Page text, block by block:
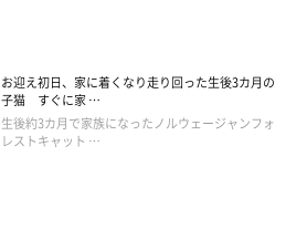
お迎え初日、家に着くなり走り回った生後3カ月の
子猫 すぐに家 …
生後約3カ月で家族になったノルウェージャンフォ
レストキャット …